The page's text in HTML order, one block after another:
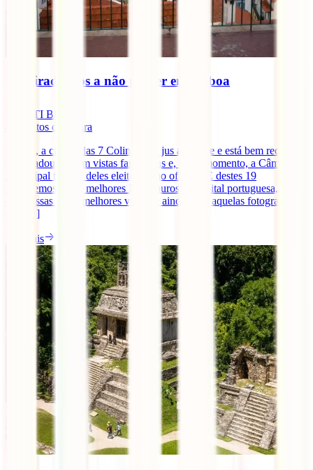
10 miradouros a não perder em Lisboa
IATI Blog
minutos de leitura
Lisboa, a cidade das 7 Colinas, faz jus ao nome e está bem recheada
de miradouros com vistas fantásticas e, neste momento, a Câmara
Municipal tem 19 deles eleitos como oficiais. E destes 19
escolhemos os 10 melhores Miradouros da capital portuguesa, para
que possas ter as melhores vistas, e ainda, tirar aquelas fotografias
que [...]
Ler mais